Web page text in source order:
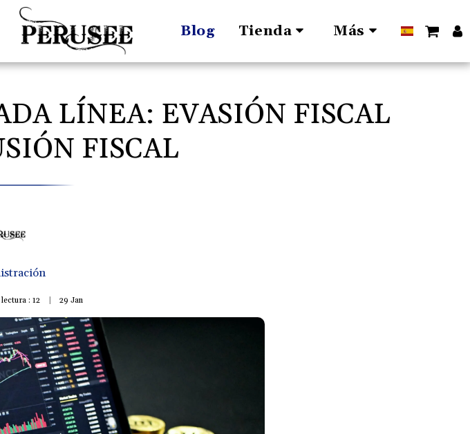
Blog Tienda Más
LÍNEA: EVASIÓN FISCAL
FISCAL
: 12 29Jan